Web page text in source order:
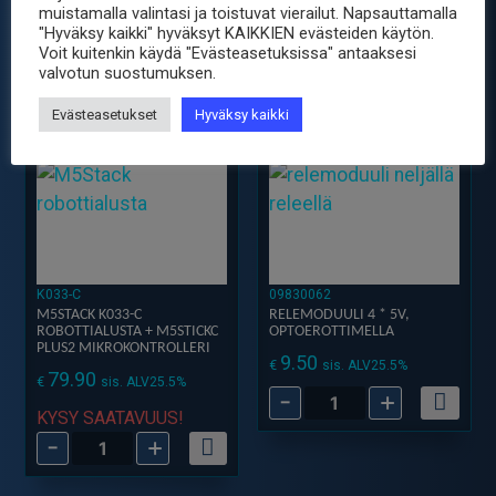
Pi
Pico
2
W
määrä
A141
-
*
5
kpl
määrä
K033-C
M5STACK K033-C
ROBOTTIALUSTA + M5STICKC
PLUS2 MIKROKONTROLLERI
€ 79.90 sis. ALV25.5%
KYSY SAATAVUUS!
-
M5Stack
K033-
+
09830062
RELEMODUULI 4 * 5V,
OPTOEROTTIMELLA
€ 9.50 sis. ALV25.5%
-
Relemoduuli
4
+
muistamalla valintasi ja toistuvat vierailut. Napsauttamalla
"Hyväksy kaikki" hyväksyt KAIKKIEN evästeiden käytön.
Voit kuitenkin käydä "Evästeasetuksissa" antaaksesi
valvotun suostumuksen.
Evästeasetukset Hyväksy kaikki